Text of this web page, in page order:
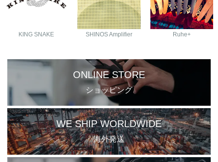
KING SNAKE SHINOS Amplifier Ruhe+
ONLINE STORE
ショッピング
WE SHIP WORLDWIDE
海外発送